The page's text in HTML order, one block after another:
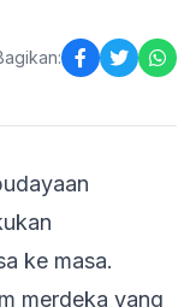
ke masa.
merdeka yang